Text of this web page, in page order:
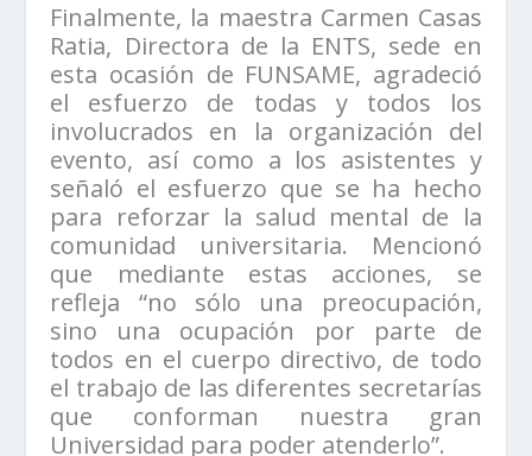
Finalmente, la maestra Carmen Casas
Ratia, Directora de la ENTS, sede en
esta ocasión de FUNSAME, agradeció
el esfuerzo de todas y todos los
involucrados en la organización del
evento, así como a los asistentes y
señaló el esfuerzo que se ha hecho
para reforzar la salud mental de la
comunidad universitaria. Mencionó
que mediante estas acciones, se
refleja “no sólo una preocupación,
sino una ocupación por parte de
todos en el cuerpo directivo, de todo
el trabajo de las diferentes secretarías
que conforman nuestra gran
Universidad para poder atenderlo”.